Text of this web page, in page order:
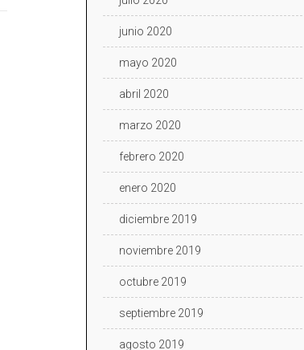
junio 2020
mayo 2020
abril 2020
marzo 2020
febrero 2020
enero 2020
diciembre 2019
noviembre 2019
octubre 2019
septiembre 2019
agosto 2019